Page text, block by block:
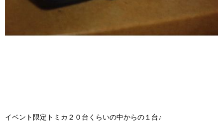
イベント限定トミカ２０台くらいの中からの１台♪